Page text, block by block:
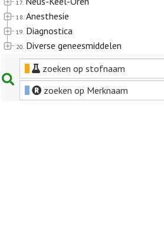
17.
18. Anesthesie
19. Diagnostica
20. Diverse geneesmiddelen
zoeken op stofnaam
zoeken op Merknaam